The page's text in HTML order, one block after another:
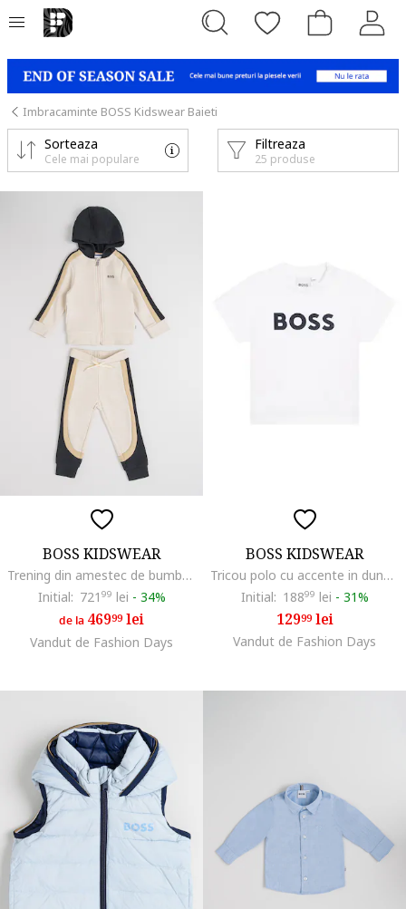
Imbracaminte BOSS Kidswear Baieti
Filtreaza
25 produse
Sorteaza
Cele mai populare
BOSS KIDSWEAR
Trening din amestec de bumbac cu logo, Negru/Bej deschis
Initial: 721 99 lei - 34%
de la 46999lei
Vandut de Fashion Days
BOSS KIDSWEAR
Tricou polo cu accente in dungi, Alb optic
Initial: 18899 lei - 31%
12999lei
Vandut de Fashion Days